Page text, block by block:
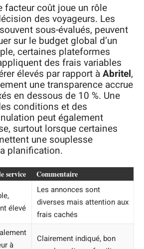
facteur coût joue un rôle
des voyageurs. Les
sous-évalués, peuvent
sur le budget global d’un
certaines plateformes
des frais variables
élevés par rapport àAbritel,
une transparence accrue
en dessous de 10 %. Une
conditions et des
peut également
surtout lorsque certaines
une souplesse
planification.
service Commentaire
élevé
Les annonces sont
diverses mais attention aux
frais cachés
à
Clairement indiqué, bon